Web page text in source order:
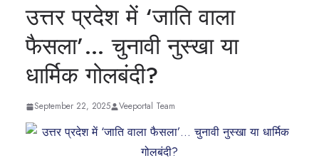
उत्तर प्रदेश में ‘जाति वाला
फैसला’… चुनावी नुस्खा या
धार्मिक गोलबंदी?
September 22, 2025 Veeportal Team